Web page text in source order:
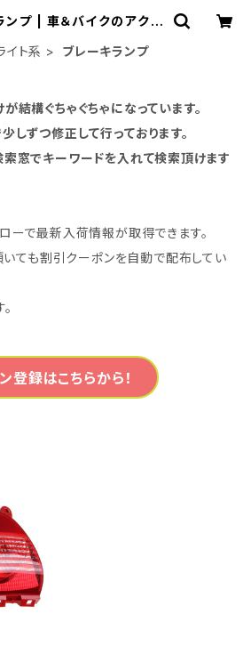
ンプ | 車＆バイクのアクセ
う「成幸商店」
イト系 ブレーキランプ
結構ぐちゃぐちゃになっています。
しずつ修正して行っております。
窓でキーワードを入れて検索頂けます
ーで最新入荷情報が取得できます。
ても割引クーポンを自動で配布してい
登録はこちらから！